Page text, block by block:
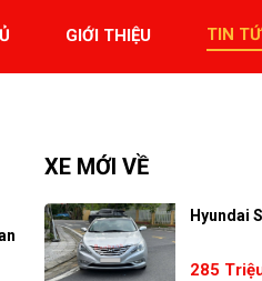
GIỚI THIỆU TIN
XE MỚI VỀ
Hyundai
285